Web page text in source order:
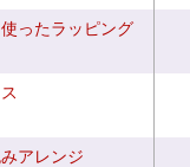
ったラッピング
アレンジ